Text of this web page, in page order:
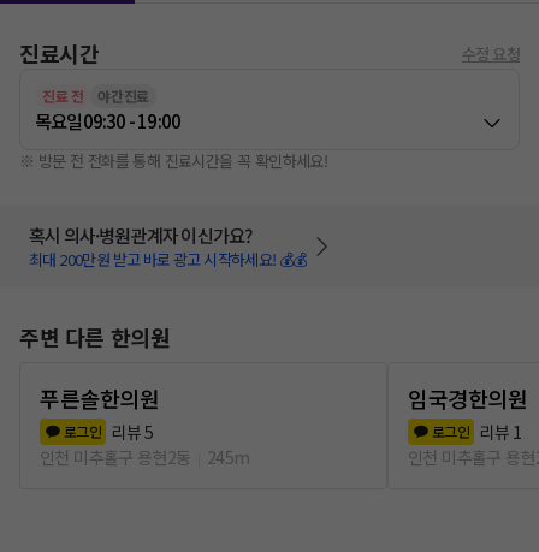
진료시간 수정 요청
진료 전 야간진료
목요일09:30 - 19:00
※ 방문 전 전화를 통해 진료시간을 꼭 확인하세요!
혹시 의사·병원관계자 이신가요?
최대 200만원 받고 바로 광고 시작하세요! 💰💰
주변 다른 한의원
푸른솔한의원
로그인 리뷰5
인천 미추홀구 용현2동
245m
임국경한의원
로그인 리뷰 1
인천 미추홀구 용